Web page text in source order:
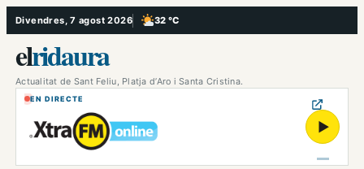
Vés
al
contingut
Divendres, 7 agost 2026 32 °C
, Poc ennuvolat
elridaura
Actualitat de Sant Feliu, Platja d’Aro i Santa Cristina.
EN DIRECTE
▶